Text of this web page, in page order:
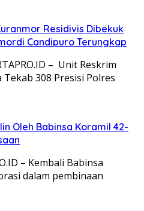
Residivis Dibekuk
Candipuro Terungkap
– Unit Reskrim
308 Presisi Polres
Oleh Babinsa Koramil 42-
– Kembali Babinsa
dalam pembinaan